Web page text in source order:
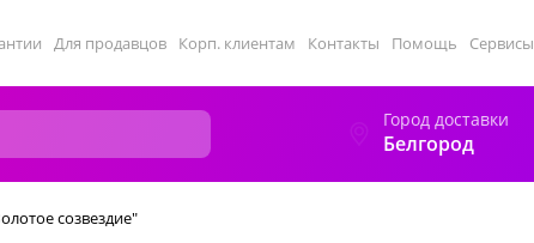
Для продавцов Корп. клиентам Контакты Помощь Сервисы
Город доставки
Белгород
созвездие"